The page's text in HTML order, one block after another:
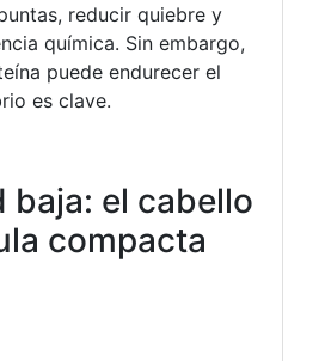
reducir quiebre y
química. Sin embargo,
puede endurecer el
es clave.
baja: el cabello
compacta